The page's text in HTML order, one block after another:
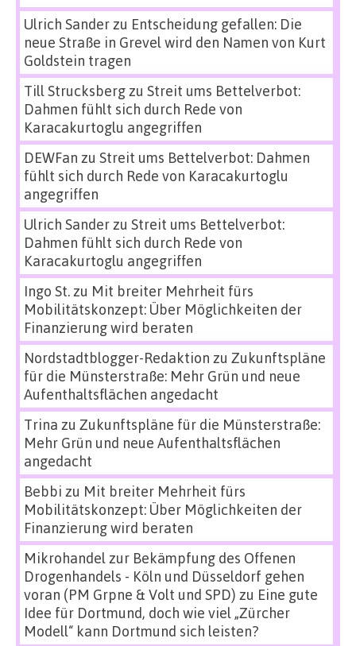
Ulrich Sanderzu Entscheidung gefallen: Die
neue Straße in Grevel wird den Namen von Kurt
Goldstein tragen
Till Strucksbergzu Streit ums Bettelverbot:
Dahmen fühlt sich durch Rede von
Karacakurtoglu angegriffen
DEWFan zu Streit ums Bettelverbot: Dahmen
fühlt sich durch Rede von Karacakurtoglu
angegriffen
Ulrich Sanderzu Streit ums Bettelverbot:
Dahmen fühlt sich durch Rede von
Karacakurtoglu angegriffen
Ingo St.zu Mit breiter Mehrheit fürs
Mobilitätskonzept: Über Möglichkeiten der
Finanzierung wird beraten
Nordstadtblogger-Redaktion zu Zukunftspläne
für die Münsterstraße: Mehr Grün und neue
Aufenthaltsflächen angedacht
Trina zu Zukunftspläne für die Münsterstraße:
Mehr Grün und neue Aufenthaltsflächen
angedacht
Bebbi zu Mit breiter Mehrheit fürs
Mobilitätskonzept: Über Möglichkeiten der
Finanzierung wird beraten
Mikrohandel zur Bekämpfung des Offenen
Drogenhandels - Köln und Düsseldorf gehen
voran (PM Grpne & Volt und SPD) zu Eine gute
Idee für Dortmund, doch wie viel „Zürcher
Modell“ kann Dortmund sich leisten?